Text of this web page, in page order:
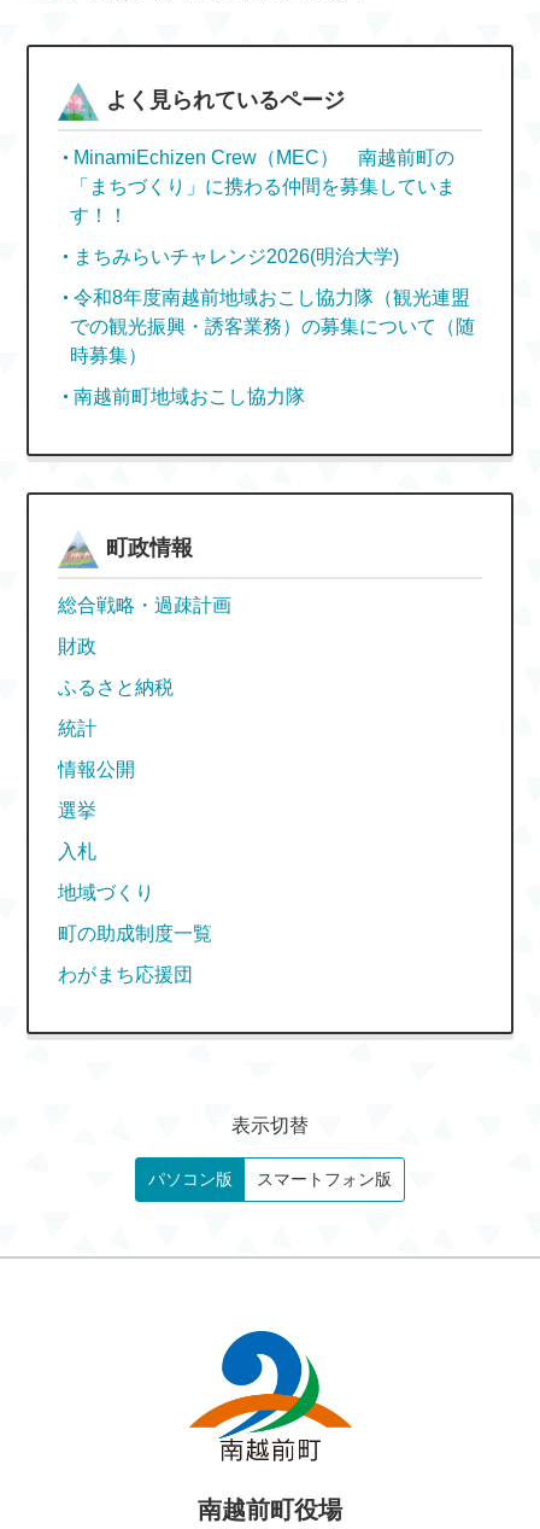
よく見られているページ
MinamiEchizen Crew（MEC） 南越前町の
「まちづくり」に携わる仲間を募集していま
す！！
まちみらいチャレンジ2026(明治大学)
令和8年度南越前地域おこし協力隊（観光連盟
での観光振興・誘客業務）の募集について（随
時募集）
南越前町地域おこし協力隊
町政情報
総合戦略・過疎計画
財政
ふるさと納税
統計
情報公開
選挙
入札
地域づくり
町の助成制度一覧
わがまち応援団
表示切替
パソコン版 スマートフォン版
南越前町役場